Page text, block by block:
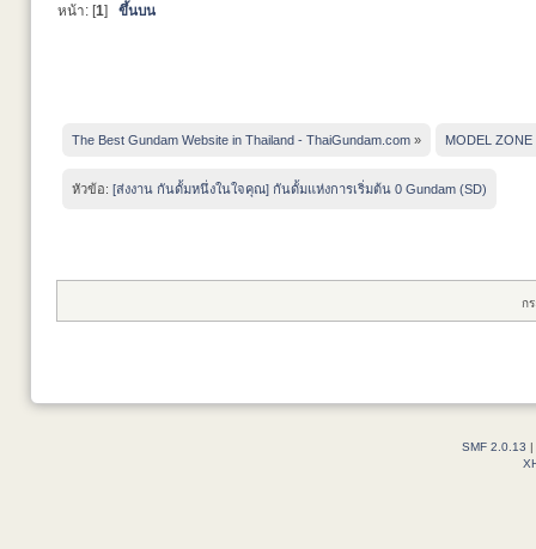
หน้า: [1] ขึ้นบน
The Best Gundam Website in Thailand - ThaiGundam.com » MODEL ZONE
หัวข้อ: [ส่งงาน กันดั้มหนึ่งในใจคุณ] กันดั้มแห่งการเริ่มต้น 0 Gundam (SD)
ก
SMF 2.0.13 |